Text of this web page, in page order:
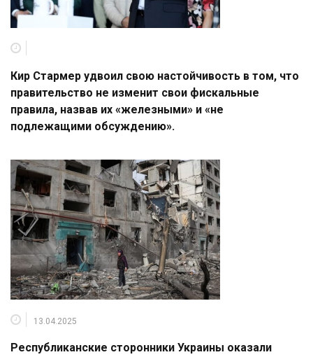
Кир Стармер удвоил свою настойчивость в том, что
правительство не изменит свои фискальные
правила, назвав их «железными» и «не
подлежащими обсуждению».
13.04.2025
Республиканские сторонники Украины оказали